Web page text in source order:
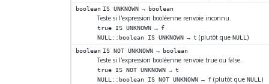
boolean IS UNKNOWN → boolean
Teste si l'expression booléenne renvoie inconnu.
true IS UNKNOWN→ f
NULL::boolean IS UNKNOWN→ t (plutôt que NULL )
boolean IS NOT UNKNOWN → boolean
Teste si l'expression booléenne renvoie true ou false.
true IS NOT UNKNOWN→ t
NULL::boolean IS NOT UNKNOWN→ f(plutôt que NULL )